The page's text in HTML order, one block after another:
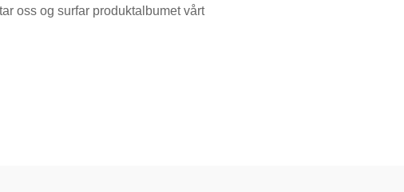
oss og surfar produktalbumet vårt